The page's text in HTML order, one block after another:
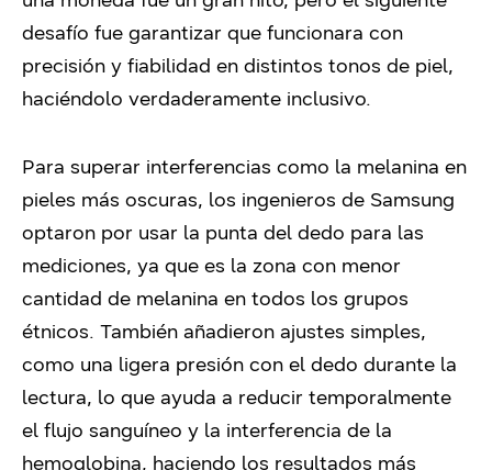
desafío fue garantizar que funcionara con
precisión y fiabilidad en distintos tonos de piel,
haciéndolo verdaderamente inclusivo.
Para superar interferencias como la melanina en
pieles más oscuras, los ingenieros de Samsung
optaron por usar la punta del dedo para las
mediciones, ya que es la zona con menor
cantidad de melanina en todos los grupos
étnicos. También añadieron ajustes simples,
como una ligera presión con el dedo durante la
lectura, lo que ayuda a reducir temporalmente
el flujo sanguíneo y la interferencia de la
hemoglobina, haciendo los resultados más